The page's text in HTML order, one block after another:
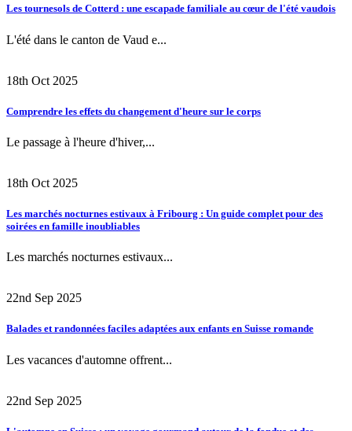
Les tournesols de Cotterd : une escapade familiale au cœur de l'été vaudois
L'été dans le canton de Vaud e...
18th Oct 2025
Comprendre les effets du changement d'heure sur le corps
Le passage à l'heure d'hiver,...
18th Oct 2025
Les marchés nocturnes estivaux à Fribourg : Un guide complet pour des
soirées en famille inoubliables
Les marchés nocturnes estivaux...
22nd Sep 2025
Balades et randonnées faciles adaptées aux enfants en Suisse romande
Les vacances d'automne offrent...
22nd Sep 2025